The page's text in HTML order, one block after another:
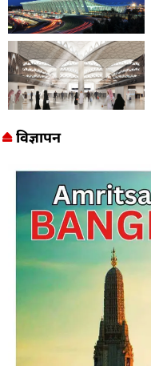
विज्ञापन